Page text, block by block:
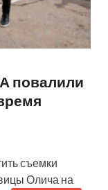
повалили
съемки
Олича на